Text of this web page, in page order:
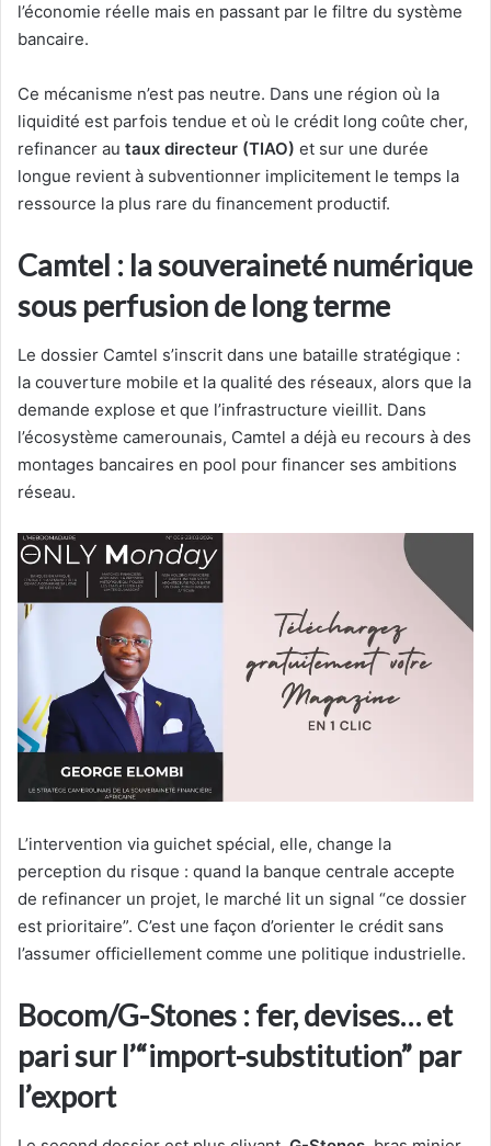
l’économie réelle mais en passant par le filtre du système
bancaire.
Ce mécanisme n’est pas neutre. Dans une région où la
liquidité est parfois tendue et où le crédit long coûte cher,
refinancer au taux directeur (TIAO) et sur une durée
longue revient à subventionner implicitement le temps la
ressource la plus rare du financement productif.
Camtel : la souveraineté numérique
sous perfusion de long terme
Le dossier Camtel s’inscrit dans une bataille stratégique :
la couverture mobile et la qualité des réseaux, alors que la
demande explose et que l’infrastructure vieillit. Dans
l’écosystème camerounais, Camtel a déjà eu recours à des
montages bancaires en pool pour financer ses ambitions
réseau.
L’intervention via guichet spécial, elle, change la
perception du risque : quand la banque centrale accepte
de refinancer un projet, le marché lit un signal “ce dossier
est prioritaire”. C’est une façon d’orienter le crédit sans
l’assumer officiellement comme une politique industrielle.
Bocom/G-Stones : fer, devises… et
pari sur l’“import-substitution” par
l’export